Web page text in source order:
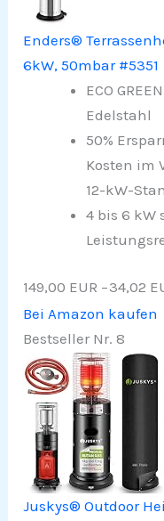
Enders®
6kW, 50mbar #5351
ECO
Edelstahl​
50%
Kosten im
12-kW-
4 bis 6 kW
149,00 EUR −34,02
Bei Amazon kaufen
Bestseller Nr. 8
Juskys® Outdoor